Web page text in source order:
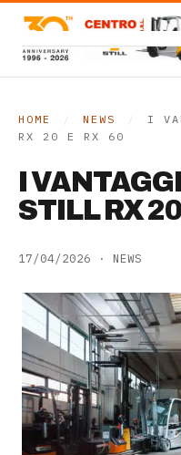
Carrelli Frontali
Transpallet
Noleggio
Assistenza
Contatti
AZIENDA
HOME NEWS
I
RX 20 E RX 60
I
STILL RX
17/04/2026 · NEWS